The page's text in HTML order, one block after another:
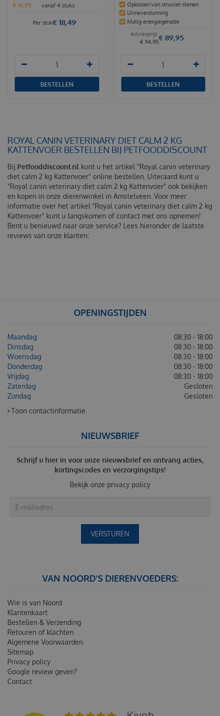
vanaf 4 stuks
€ 16 95
€ 18,49
Per stuk
BESTELLEN
Oplossen van struviet-stenen
Urineverdunning
Matig energiegehalte
€ 114,95€ 89,95
BESTELLEN
ROYAL CANIN VETERINARY DIET CALM 2 KG
KATTENVOER BESTELLEN BIJ PETFOODDISCOUNT
Bij Petfooddiscount.nl kunt u het artikel "Royal canin veterinary
diet calm 2 kg Kattenvoer" online bestellen. Uiteraard kunt u
"Royal canin veterinary diet calm 2 kg Kattenvoer" ook bekijken
en kopen in onze dierenwinkel in Amstelveen. Voor meer
informatie over het artikel "Royal canin veterinary diet calm 2 kg
Kattenvoer" kunt u langskomen of contact met ons opnemen!
Bent u benieuwd naar onze service? Lees hieronder de laatste
reviews van onze klanten:
OPENINGSTIJDEN
Maandag
08:30 - 18:00
Dinsdag
08:30 - 18:00
Woensdag
08:30 - 18:00
Donderdag
08:30 - 18:00
Vrijdag
08:30 - 18:00
Zaterdag
Gesloten
Zondag
Gesloten
Toon contactinformatie
NIEUWSBRIEF
Schrijf u hier in voor onze nieuwsbrief en ontvang acties,
kortingscodes en verzorgingstips!
Bekijk onze privacy policy
VAN NOORD'S DIERENVOEDERS:
Wie is van Noord
Klantenkaart
Bestellen & Verzending
Retouren of klachten
Algemene Voorwaarden
Sitemap
Privacy policy
Google review geven?
Contact